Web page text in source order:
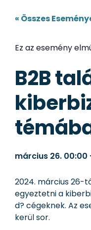
« Összes
Ez az esemény
B2B
március 26. 00:00
2024. március 26-
egyeztetni a
d? cégeknek. Az
kerül sor.